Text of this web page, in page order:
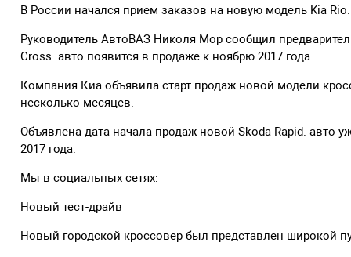
В России начался прием заказов на новую модель Kia
Руководитель АвтоВАЗ Николя Мор сообщил
Cross. авто появится в продаже к ноябрю 2017 года.
Компания Киа объявила старт продаж новой модели
несколько месяцев.
Объявлена дата начала продаж новой Skoda Rapid. авто
2017 года.
Мы в социальных сетях:
Новый тест-драйв
Новый городской кроссовер был представлен широкой